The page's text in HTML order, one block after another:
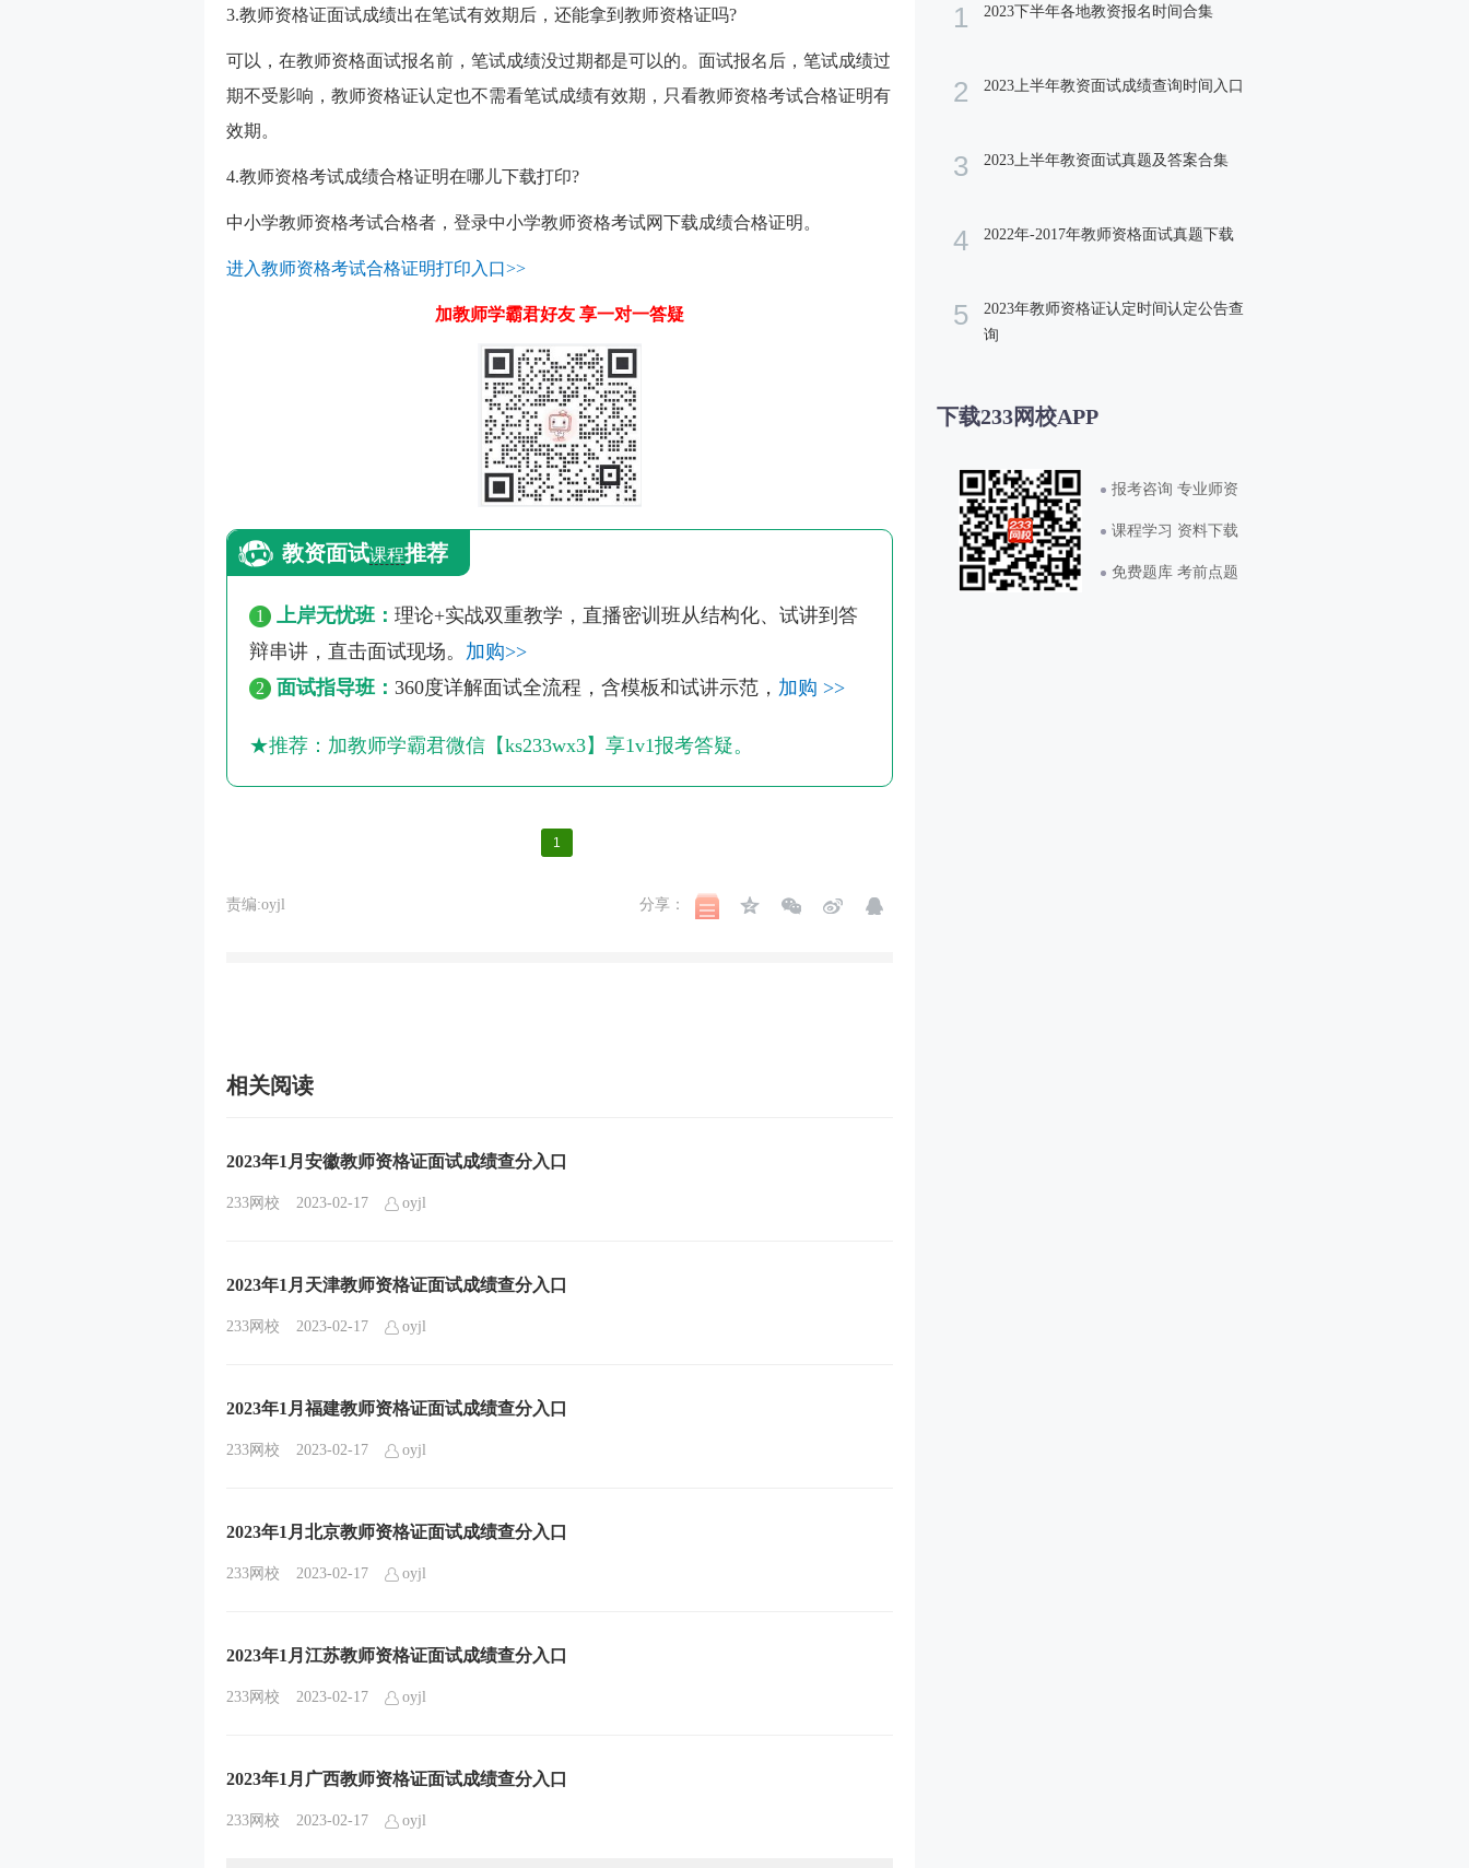
3.教师资格证面试成绩出在笔试有效期后，还能拿到教师资格证吗?
可以，在教师资格面试报名前，笔试成绩没过期都是可以的。面试报名后，笔试成绩过
期不受影响，教师资格证认定也不需看笔试成绩有效期，只看教师资格考试合格证明有
效期。
4.教师资格考试成绩合格证明在哪儿下载打印?
中小学教师资格考试合格者，登录中小学教师资格考试网下载成绩合格证明。
进入教师资格考试合格证明打印入口>>
加教师学霸君好友 享一对一答疑
教资面试课程推荐
1 上岸无忧班： 理论+实战双重教学，直播密训班从结构化、试讲到答
辩串讲，直击面试现场。 加购>>
2 面试指导班： 360度详解面试全流程，含模板和试讲示范， 加购 >>
★推荐：加教师学霸君微信【ks233wx3】享1v1报考答疑。
1
责编:oyjl 分享：
相关阅读
2023年1月安徽教师资格证面试成绩查分入口
233网校 2023-02-17 oyjl
2023年1月天津教师资格证面试成绩查分入口
233网校 2023-02-17 oyjl
2023年1月福建教师资格证面试成绩查分入口
233网校 2023-02-17 oyjl
2023年1月北京教师资格证面试成绩查分入口
233网校 2023-02-17 oyjl
2023年1月江苏教师资格证面试成绩查分入口
233网校 2023-02-17 oyjl
2023年1月广西教师资格证面试成绩查分入口
233网校 2023-02-17 oyjl
1 2023下半年各地教资报名时间合集
2 2023上半年教资面试成绩查询时间入口
3 2023上半年教资面试真题及答案合集
4 2022年-2017年教师资格面试真题下载
5
2023年教师资格证认定时间认定公告查
询
下载233网校APP
报考咨询 专业师资
课程学习 资料下载
免费题库 考前点题